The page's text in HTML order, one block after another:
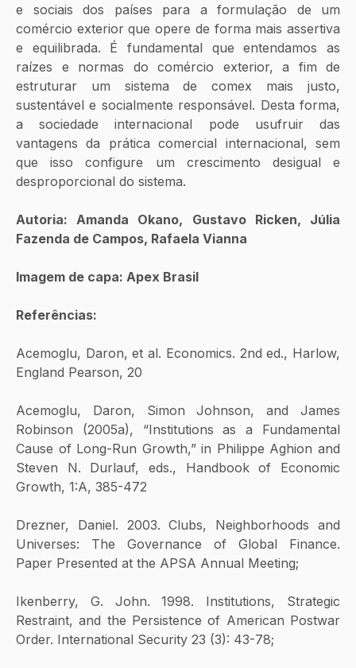
e sociais dos países para a formulação de um
comércio exterior que opere de forma mais assertiva
e equilibrada.
É fundamental que entendamos as
raízes e normas do comércio exterior, a fim de
estruturar um sistema de comex mais justo,
sustentável e socialmente responsável. Desta forma,
a sociedade internacional pode usufruir das
vantagens da prática comercial internacional, sem
que isso configure um crescimento desigual e
desproporcional do sistema.
Autoria: Amanda Okano, Gustavo Ricken, Júlia
Fazenda de Campos, Rafaela Vianna
Imagem de capa: Apex Brasil
Referências:
Acemoglu, Daron, et al. Economics. 2nd ed., Harlow,
England Pearson, 20
Acemoglu, Daron, Simon Johnson, and James
Robinson (2005a), “Institutions as a Fundamental
Cause of Long-Run Growth,” in Philippe Aghion and
Steven N. Durlauf, eds., Handbook of Economic
Growth, 1:A, 385-472
Drezner, Daniel. 2003. Clubs, Neighborhoods and
Universes: The Governance of Global Finance.
Paper Presented at the APSA Annual Meeting;
Ikenberry, G. John. 1998. Institutions, Strategic
Restraint, and the Persistence of American Postwar
Order. International Security 23 (3): 43-78;